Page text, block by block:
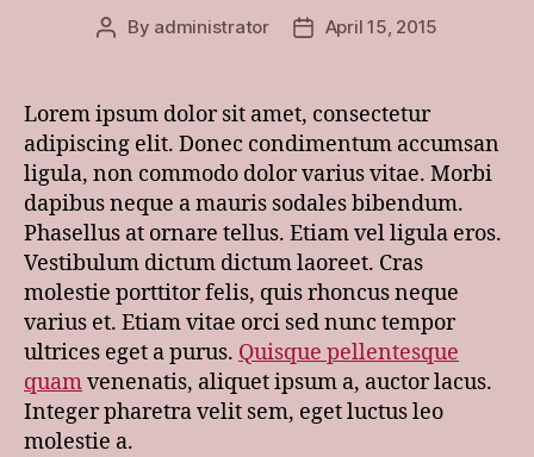
Post
By administrator
PostApril 15, 2015
Lorem ipsum dolor sit amet, consectetur
adipiscing elit. Donec condimentum accumsan
ligula, non commodo dolor varius vitae. Morbi
dapibus neque a mauris sodales bibendum.
Phasellus at ornare tellus. Etiam vel ligula eros.
Vestibulum dictum dictum laoreet. Cras
molestie porttitor felis, quis rhoncus neque
varius et. Etiam vitae orci sed nunc tempor
ultrices eget a purus. Quisque pellentesque
quamvenenatis, aliquet ipsum a, auctor lacus.
Integer pharetra velit sem, eget luctus leo
molestie a.